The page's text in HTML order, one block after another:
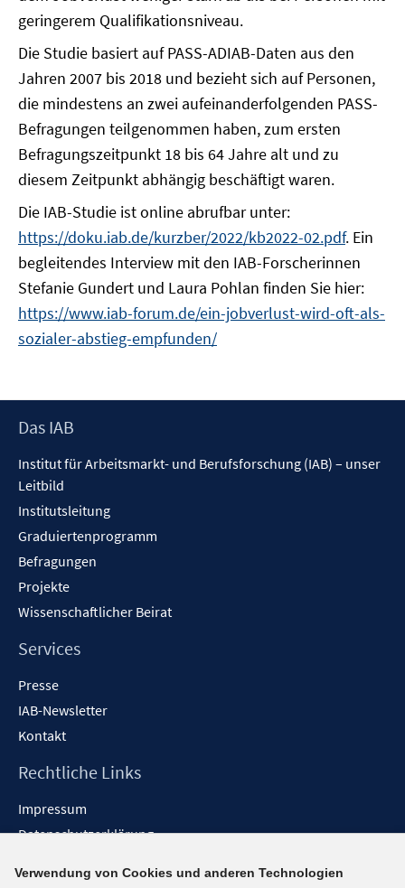
geringerem Qualifikationsniveau.
Die Studie basiert auf PASS-ADIAB-Daten aus den
Jahren 2007 bis 2018 und bezieht sich auf Personen,
die mindestens an zwei aufeinanderfolgenden PASS-
Befragungen teilgenommen haben, zum ersten
Befragungszeitpunkt 18 bis 64 Jahre alt und zu
diesem Zeitpunkt abhängig beschäftigt waren.
Die IAB-Studie ist online abrufbar unter:
https://doku.iab.de/kurzber/2022/kb2022-02.pdf. Ein
begleitendes Interview mit den IAB-Forscherinnen
Stefanie Gundert und Laura Pohlan finden Sie hier:
https://www.iab-forum.de/ein-jobverlust-wird-oft-als-
sozialer-abstieg-empfunden/
Footer
Das IAB
Institut für Arbeitsmarkt- und Berufsforschung (IAB) – unser
Leitbild
Institutsleitung
Graduiertenprogramm
Befragungen
Projekte
Wissenschaftlicher Beirat
Services
Presse
IAB-Newsletter
Kontakt
Rechtliche Links
Impressum
Datenschutzerklärung
Barrieren melden
Verwendung von Cookies und anderen Technologien